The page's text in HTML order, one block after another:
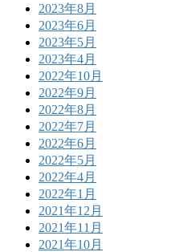
2023年8月
2023年6月
2023年5月
2023年4月
2022年10月
2022年9月
2022年8月
2022年7月
2022年6月
2022年5月
2022年4月
2022年1月
2021年12月
2021年11月
2021年10月